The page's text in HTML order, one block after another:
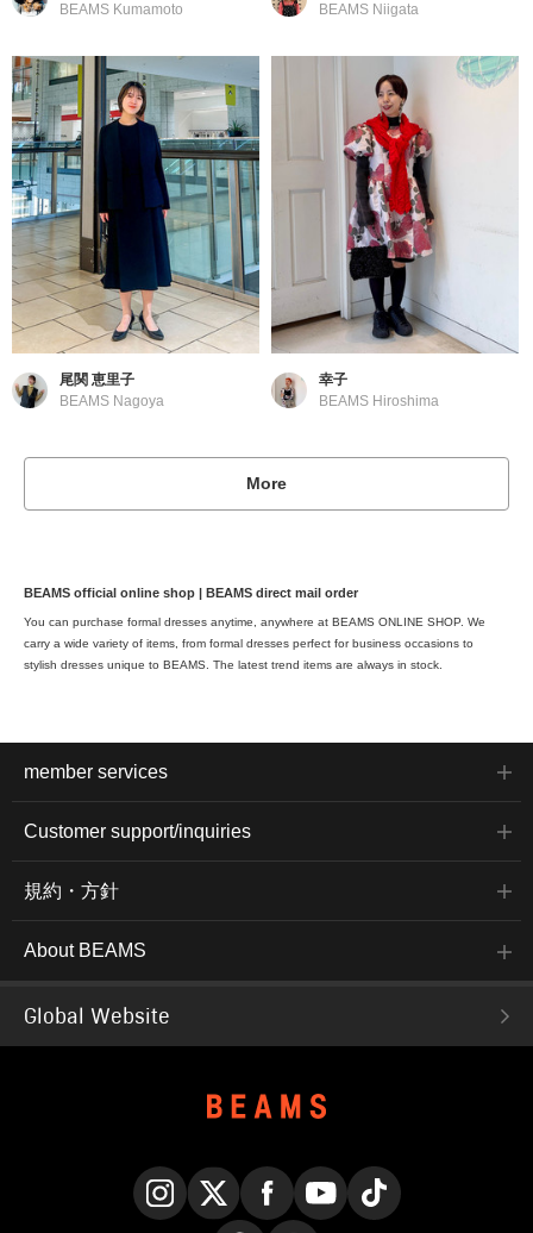
BEAMS Kumamoto
BEAMS Niigata
尾関 恵里子
BEAMS Nagoya
幸子
BEAMS Hiroshima
More
BEAMS official online shop | BEAMS direct mail order
You can purchase formal dresses anytime, anywhere at BEAMS ONLINE SHOP. We
carry a wide variety of items, from formal dresses perfect for business occasions to
stylish dresses unique to BEAMS. The latest trend items are always in stock.
member services
Customer support/inquiries
規約・方針
About BEAMS
Global Website